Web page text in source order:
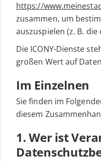
https://
zusammen, um
auszuspielen (z. B.
Die ICONY-Dienste
großen Wert auf
Im Einzelnen
Sie finden im
diesem
1. Wer ist